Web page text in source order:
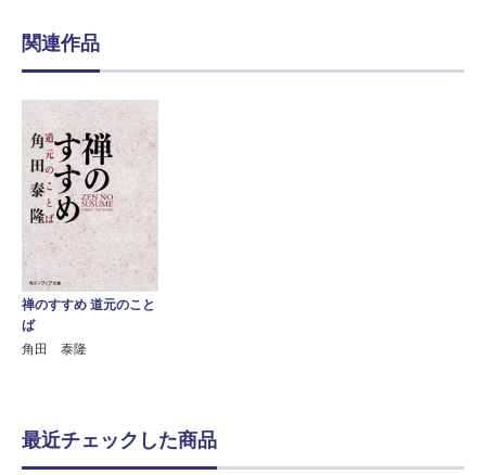
関連作品
禅のすすめ 道元のこと
ば
角田 泰隆
最近チェックした商品